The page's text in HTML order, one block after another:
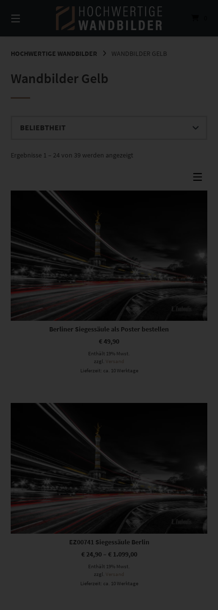
zum
Inhalt
HOCHWERTIGE WANDBILDER WANDBILDER GELB
Wandbilder Gelb
Ergebnisse 1 – 24 von 39 werden angezeigt
Berliner Siegessäule als Poster bestellen
€49,90
Enthält 19% Mwst.
zzgl. Versand
Lieferzeit: ca. 10 Werktage
Dieses Produkt weist mehrere Varianten auf. Die Optionen können auf der Produktseite gewählt werden
EZ00741 Siegessäule Berlin
€24,90– €1.099,00
Enthält 19% Mwst.
zzgl.
Versand
Lieferzeit: ca. 10 Werktage